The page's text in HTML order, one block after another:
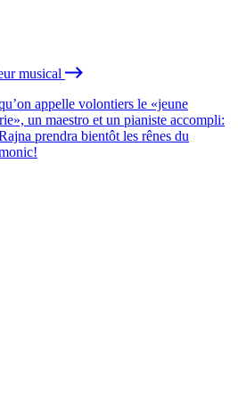
musical
appelle volontiers le «jeune
un maestro et un pianiste accompli:
prendra bientôt les rênes du